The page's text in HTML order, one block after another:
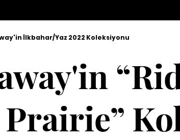
İlkbahar/Yaz 2022 Koleksiyonu
Prairie”